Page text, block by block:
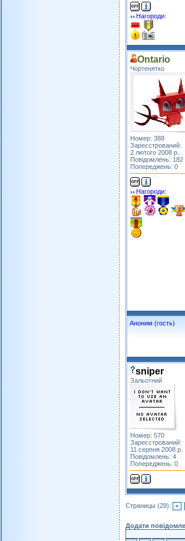
Нагороди:
Ontario
Чортенятко
Номер: 388
Зареєстрований:
2 лютого 2008 р.
Повідомлень: 182
Попереджень: 0
Нагороди:
Аноним (гость)
sniper
Зальотний
Номер: 570
Зареєстрований:
11 серпня 2008 р.
Повідомлень: 4
Попереджень: 0
Страницы (29): «
Додати